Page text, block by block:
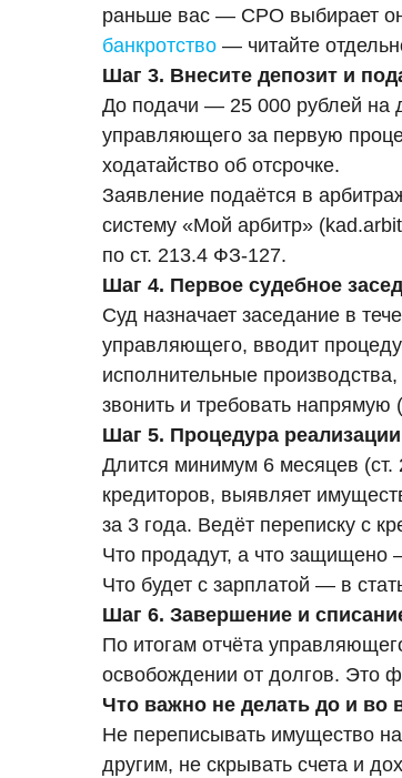
раньше вас — СРО выбирает
банкротство — читайте
Шаг 3. Внесите депозит и
До подачи — 25 000 рублей на
управляющего за первую
ходатайство об отсрочке.
Заявление подаётся в
систему «Мой арбитр»
по ст. 213.4 ФЗ-127.
Шаг 4. Первое судебное
Суд назначает заседание в
управляющего, вводит
исполнительные
звонить и требовать напрямую
Шаг 5. Процедура
Длится минимум 6 месяцев
кредиторов, выявляет
за 3 года. Ведёт переписку с
Что продадут, а что защищено
Что будет с зарплатой — в
Шаг 6. Завершение и
По итогам отчёта
освобождении от долгов. Это
Что важно не делать до и во
Не переписывать имущество
другим, не скрывать счета и